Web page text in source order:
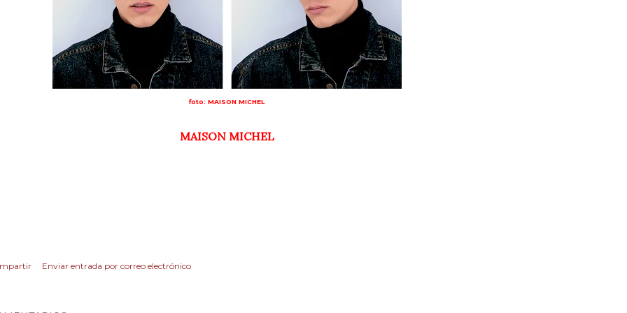
foto: MAISON MICHEL
MAISON MICHEL
Enviar entrada por correo electrónico